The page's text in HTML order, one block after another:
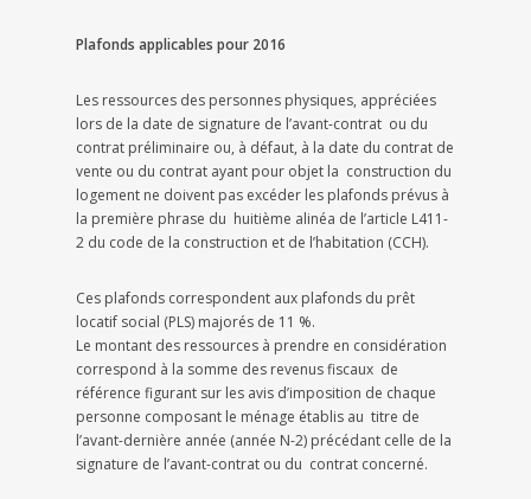
Plafonds applicables pour 2016
Les ressources des personnes physiques, appréciées
lors de la date de signature de l’avant-contrat ou du
contrat préliminaire ou, à défaut, à la date du contrat de
vente ou du contrat ayant pour objet la construction du
logement ne doivent pas excéder les plafonds prévus à
la première phrase du huitième alinéa de l’article L411-
2 du code de la construction et de l’habitation (CCH).
Ces plafonds correspondent aux plafonds du prêt
locatif social (PLS) majorés de 11 %.
Le montant des ressources à prendre en considération
correspond à la somme des revenus fiscaux de
référence figurant sur les avis d’imposition de chaque
personne composant le ménage établis au titre de
l’avant-dernière année (année N-2) précédant celle de la
signature de l’avant-contrat ou du contrat concerné.